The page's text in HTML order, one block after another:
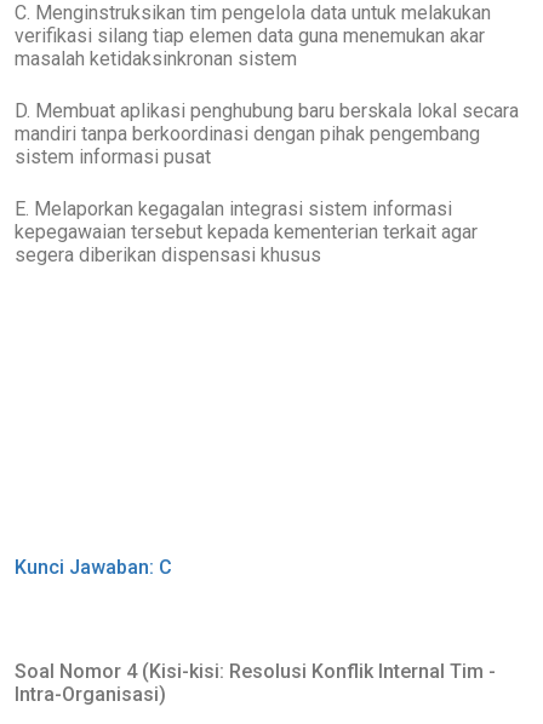
C. Menginstruksikan tim pengelola data untuk melakukan
verifikasi silang tiap elemen data guna menemukan akar
masalah ketidaksinkronan sistem
D. Membuat aplikasi penghubung baru berskala lokal secara
mandiri tanpa berkoordinasi dengan pihak pengembang
sistem informasi pusat
E. Melaporkan kegagalan integrasi sistem informasi
kepegawaian tersebut kepada kementerian terkait agar
segera diberikan dispensasi khusus
Kunci Jawaban: C
Soal Nomor 4 (Kisi-kisi: Resolusi Konflik Internal Tim -
Intra-Organisasi)